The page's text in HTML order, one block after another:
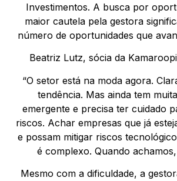
Investimentos. A busca por
maior cautela pela gestora
número de oportunidades que
Beatriz Lutz, sócia da
“O setor está na moda agora.
tendência. Mas ainda tem
emergente e precisa ter cuidado
riscos. Achar empresas que já
e possam mitigar riscos
é complexo. Quando
Mesmo com a dificuldade, a